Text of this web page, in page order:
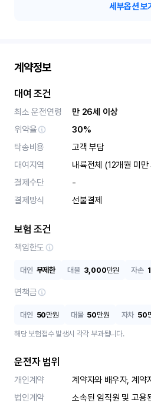
세부옵션 보
계약정보
대여 조건
최소 운전연령
만 26세 이상
위약율
30%
탁송비용
고객 부담
대여지역
내륙전체 (12개월 미
결제수단
-
결제방식
선불결제
보험 조건
책임한도
대인 무제한 대물 3,000만원 자손
면책금
대인 50만원 대물 50만원 자차 50
해당 보험접수 발생시 각각 부과됩니다.
운전자 범위
개인계약
계약자와 배우자, 계약
법인계약
소속된 임직원 및 고용